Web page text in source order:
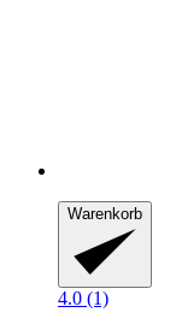
Warenkorb
4.0 (1)